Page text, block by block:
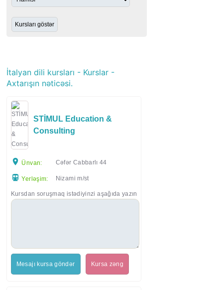
İtalyan dili kursları - Kurslar -
Axtarışın nəticəsi.
STİMUL Education &
Consulting
Ünvan: Cəfər Cabbarlı 44
Yerləşim: Nizami m/st
Kursdan soruşmaq istədiyinzi aşağıda yazın
Mesajı kursa göndər Kursa zəng